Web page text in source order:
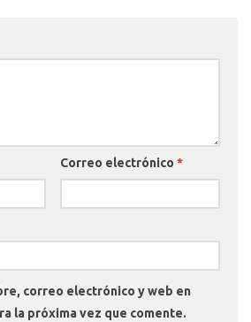
Correo electrónico *
correo electrónico y web en
la próxima vez que comente.